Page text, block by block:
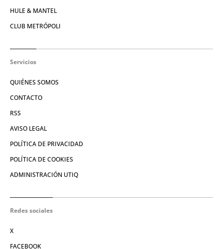
HULE & MANTEL
CLUB METRÓPOLI
Servicios
QUIÉNES SOMOS
CONTACTO
RSS
AVISO LEGAL
POLÍTICA DE PRIVACIDAD
POLÍTICA DE COOKIES
ADMINISTRACIÓN UTIQ
Redes sociales
X
FACEBOOK